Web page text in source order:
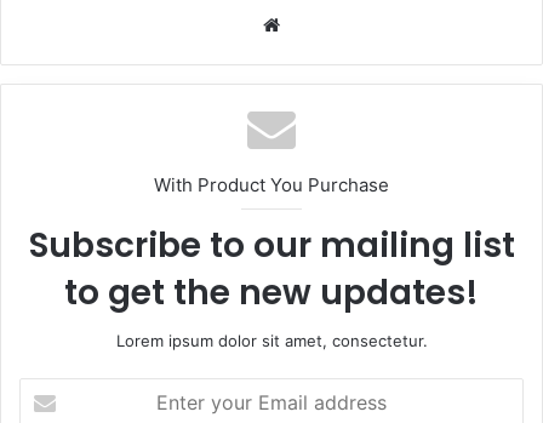
Website
With Product You Purchase
Subscribe to our mailing list
to get the new updates!
Lorem ipsum dolor sit amet, consectetur.
your